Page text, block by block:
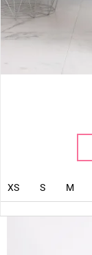
XS S M